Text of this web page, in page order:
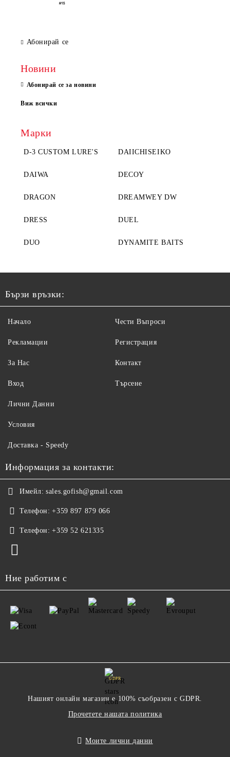
Абонирай се
Новини
Абонирай се за новини
Виж всички
Марки
D-3 CUSTOM LURE'S DAIICHISEIKO
DAIWA DECOY
DRAGON DREAMWEY DW
DRESS DUEL
DUO DYNAMITE BAITS
Бързи връзки:
Начало
Рекламации
За Нас
Вход
Чести Въпроси
Регистрация
Контакт
Търсене
Лични Данни
Условия
Доставка - Speedy
Информация за контакти:
Имейл: sales.gofish@gmail.com
Телефон: +359 897 879 066
Телефон: +359 52 621335
Ние работим с
GDPR
Нашият онлайн магазин е 100% съобразен с GDPR.
Прочетете нашата политика
Моите лични данни